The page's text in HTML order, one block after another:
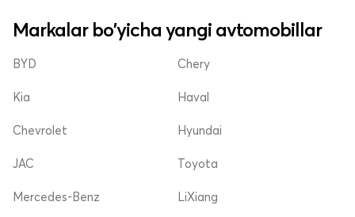
Markalar bo'yicha yangi avtomobillar
BYD
Kia
Chevrolet
Chery
Haval
Hyundai
JAC
Mercedes-Benz
Toyota
LiXiang